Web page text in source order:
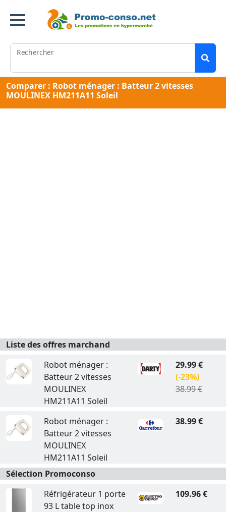
Rechercher
Comparer : Robot ménager : Batteur 2 vitesses
MOULINEX HM211A11 Soleil
Liste des offres marchand
Robot ménager :
Batteur 2 vitesses
MOULINEX
HM211A11 Soleil
29.99 €
(-23%)
38.99 €
Robot ménager :
Batteur 2 vitesses
MOULINEX
HM211A11 Soleil
38.99 €
Sélection Promoconso
Réfrigérateur 1 porte
93 L table top inox
109.96 €